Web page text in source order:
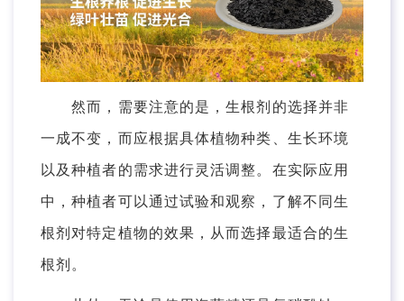
然而，需要注意的是，生根剂的选择并非
一成不变，而应根据具体植物种类、生长环境
以及种植者的需求进行灵活调整。在实际应用
中，种植者可以通过试验和观察，了解不同生
根剂对特定植物的效果，从而选择最适合的生
根剂。